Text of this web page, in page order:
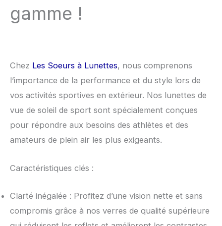
gamme !
Chez Les Soeurs à Lunettes, nous comprenons
l’importance de la performance et du style lors de
vos activités sportives en extérieur. Nos lunettes de
vue de soleil de sport sont spécialement conçues
pour répondre aux besoins des athlètes et des
amateurs de plein air les plus exigeants.
Caractéristiques clés :
Clarté inégalée : Profitez d’une vision nette et sans
compromis grâce à nos verres de qualité supérieure